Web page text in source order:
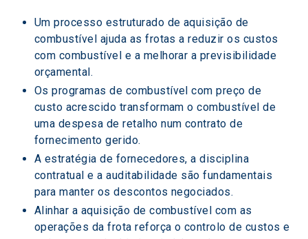
Um processo estruturado de aquisição de
combustível ajuda as frotas a reduzir os custos
com combustível e a melhorar a previsibilidade
orçamental.
Os programas de combustível com preço de
custo acrescido transformam o combustível de
uma despesa de retalho num contrato de
fornecimento gerido.
A estratégia de fornecedores, a disciplina
contratual e a auditabilidade são fundamentais
para manter os descontos negociados.
Alinhar a aquisição de combustível com as
operações da frota reforça o controlo de custos e